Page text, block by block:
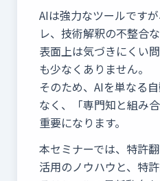
AIは強力なツールです
レ、技術解釈の不整合な
表面上は気づきにくい
も少なくありません。
そのため、AIを単なる
なく、「専門知と組み
重要になります。
本セミナーでは、特許
活用のノウハウと、特